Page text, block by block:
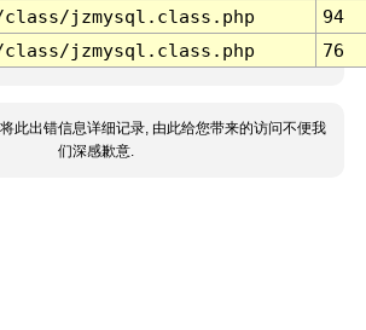
class/jzmysql.class.php
94
class/jzmysql.class.php 76
此出错信息详细记录, 由此给您带来的访问不便我
们深感歉意.